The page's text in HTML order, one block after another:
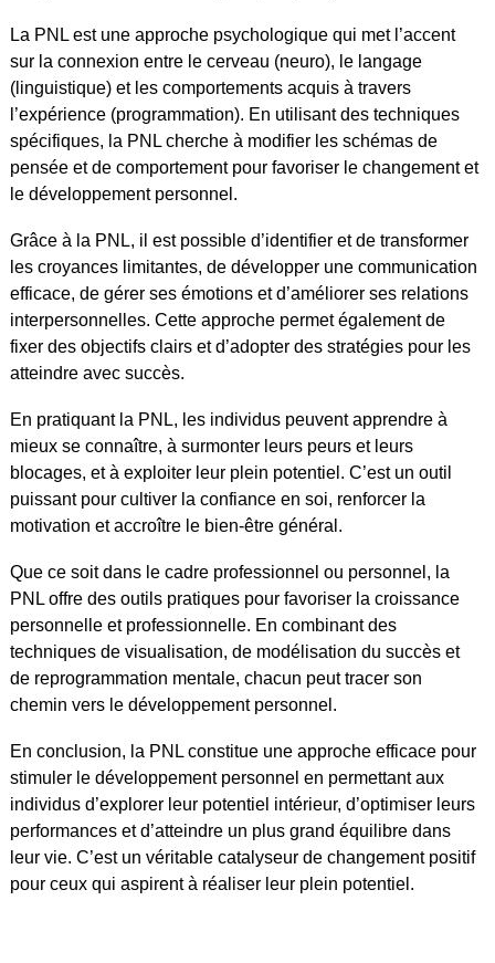
La PNL est une approche psychologique qui met l’accent
sur la connexion entre le cerveau (neuro), le langage
(linguistique) et les comportements acquis à travers
l’expérience (programmation). En utilisant des techniques
spécifiques, la PNL cherche à modifier les schémas de
pensée et de comportement pour favoriser le changement et
le développement personnel.
Grâce à la PNL, il est possible d’identifier et de transformer
les croyances limitantes, de développer une communication
efficace, de gérer ses émotions et d’améliorer ses relations
interpersonnelles. Cette approche permet également de
fixer des objectifs clairs et d’adopter des stratégies pour les
atteindre avec succès.
En pratiquant la PNL, les individus peuvent apprendre à
mieux se connaître, à surmonter leurs peurs et leurs
blocages, et à exploiter leur plein potentiel. C’est un outil
puissant pour cultiver la confiance en soi, renforcer la
motivation et accroître le bien-être général.
Que ce soit dans le cadre professionnel ou personnel, la
PNL offre des outils pratiques pour favoriser la croissance
personnelle et professionnelle. En combinant des
techniques de visualisation, de modélisation du succès et
de reprogrammation mentale, chacun peut tracer son
chemin vers le développement personnel.
En conclusion, la PNL constitue une approche efficace pour
stimuler le développement personnel en permettant aux
individus d’explorer leur potentiel intérieur, d’optimiser leurs
performances et d’atteindre un plus grand équilibre dans
leur vie. C’est un véritable catalyseur de changement positif
pour ceux qui aspirent à réaliser leur plein potentiel.